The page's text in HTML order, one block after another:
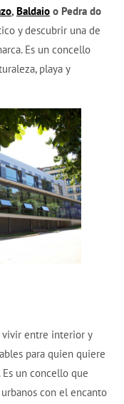
, Baldaio o Pedra do
y descubrir una de
Es un concello
playa y
vivir entre interior y
para quien quiere
un concello que
con el encanto